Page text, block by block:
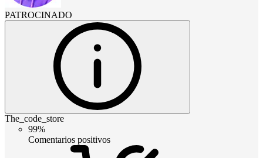
PATROCINADO
The_code_store
99%
Comentarios positivos